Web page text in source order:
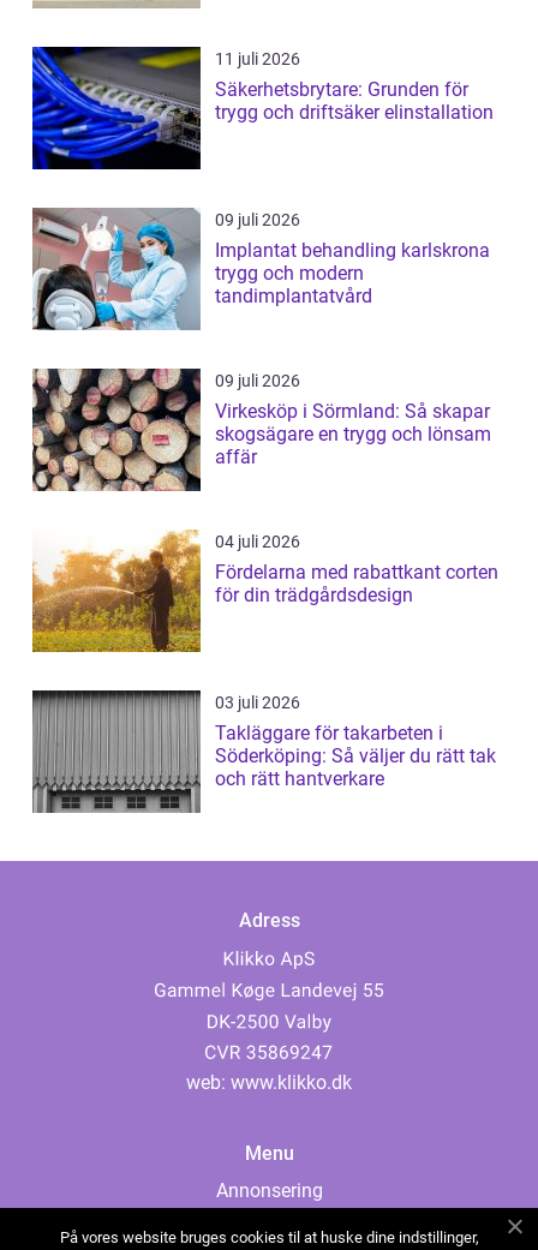
11 juli 2026
Säkerhetsbrytare: Grunden för
trygg och driftsäker elinstallation
09 juli 2026
Implantat behandling karlskrona
trygg och modern
tandimplantatvård
09 juli 2026
Virkesköp i Sörmland: Så skapar
skogsägare en trygg och lönsam
affär
04 juli 2026
Fördelarna med rabattkant corten
för din trädgårdsdesign
03 juli 2026
Takläggare för takarbeten i
Söderköping: Så väljer du rätt tak
och rätt hantverkare
Adress
web: www.klikko.dk
Menu
Annonsering
På vores website bruges cookies til at huske dine indstillinger,